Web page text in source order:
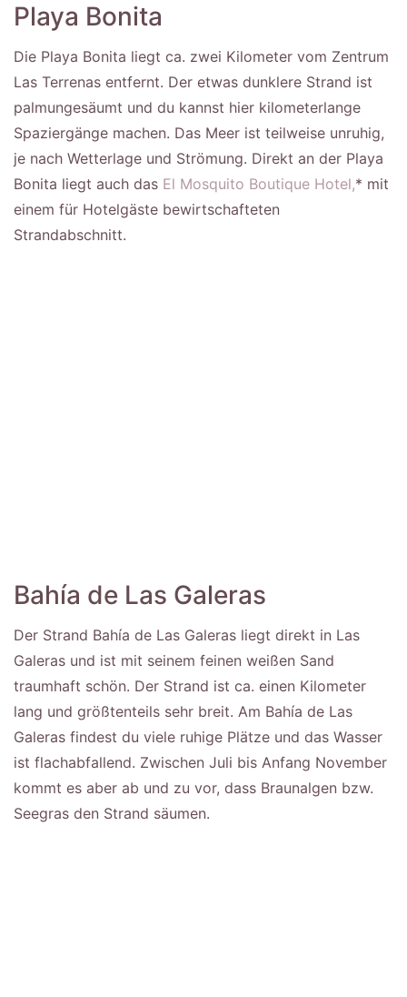
Playa Bonita
Die Playa Bonita liegt ca. zwei Kilometer vom Zentrum
Las Terrenas entfernt. Der etwas dunklere Strand ist
palmungesäumt und du kannst hier kilometerlange
Spaziergänge machen. Das Meer ist teilweise unruhig,
je nach Wetterlage und Strömung. Direkt an der Playa
Bonita liegt auch das El Mosquito Boutique Hotel,* mit
einem für Hotelgäste bewirtschafteten
Strandabschnitt.
Bahía de Las Galeras
Der Strand Bahía de Las Galeras liegt direkt in Las
Galeras und ist mit seinem feinen weißen Sand
traumhaft schön. Der Strand ist ca. einen Kilometer
lang und größtenteils sehr breit. Am Bahía de Las
Galeras findest du viele ruhige Plätze und das Wasser
ist flachabfallend. Zwischen Juli bis Anfang November
kommt es aber ab und zu vor, dass Braunalgen bzw.
Seegras den Strand säumen.